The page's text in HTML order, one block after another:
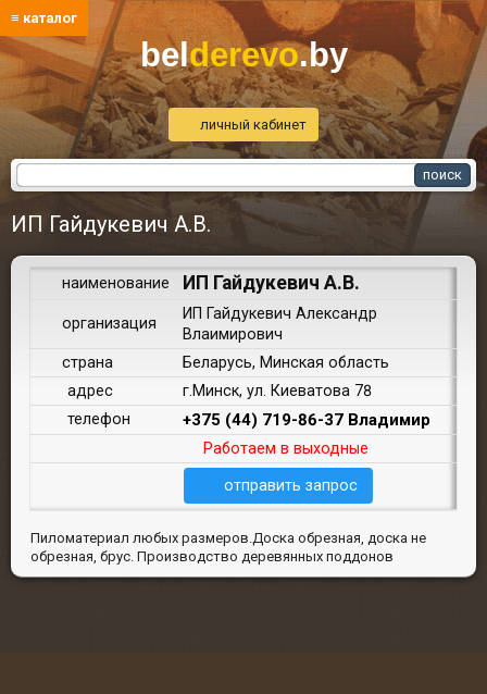
≡ каталог
belderevo.by
личный кабинет
ИП Гайдукевич А.В.
наименование ИП Гайдукевич А.В.
организация
ИП Гайдукевич Александр
Влаимирович
страна
Беларусь, Минская область
адрес
г.Минск, ул. Киеватова 78
телефон
+375 (44) 719-86-37 Владимир
Работаем в выходные
отправить запрос
Пиломатериал любых размеров.Доска обрезная, доска не
обрезная, брус. Производство деревянных поддонов